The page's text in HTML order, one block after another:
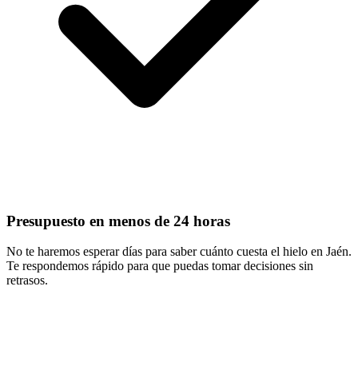
Presupuesto en menos de 24 horas
No te haremos esperar días para saber cuánto cuesta el hielo en Jaén.
Te respondemos rápido para que puedas tomar decisiones sin
retrasos.